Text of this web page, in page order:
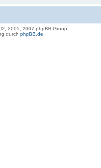
2005, 2007 phpBB Group
durch phpBB.de